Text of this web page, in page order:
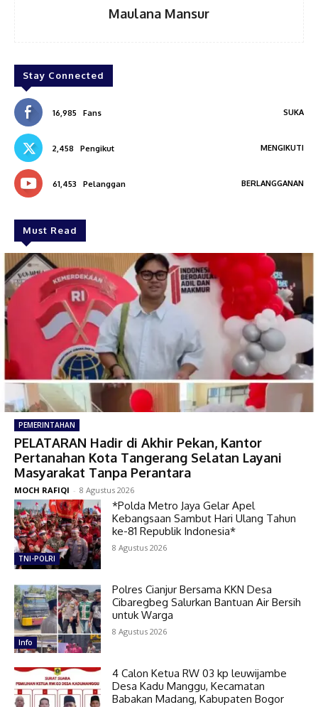
Maulana Mansur
Stay Connected
16,985 Fans SUKA
2,458 Pengikut MENGIKUTI
61,453 Pelanggan BERLANGGANAN
Must Read
PEMERINTAHAN
PELATARAN Hadir di Akhir Pekan, Kantor
Pertanahan Kota Tangerang Selatan Layani
Masyarakat Tanpa Perantara
MOCH RAFIQI - 8 Agustus 2026
TNI-POLRI
*Polda Metro Jaya Gelar Apel
Kebangsaan Sambut Hari Ulang Tahun
ke-81 Republik Indonesia*
8 Agustus 2026
Info
Polres Cianjur Bersama KKN Desa
Cibaregbeg Salurkan Bantuan Air Bersih
untuk Warga
8 Agustus 2026
4 Calon Ketua RW 03 kp leuwijambe
Desa Kadu Manggu, Kecamatan
Babakan Madang, Kabupaten Bogor